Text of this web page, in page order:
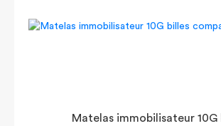
Matelas immobilisateur 10G